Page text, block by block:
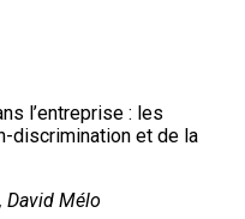
l’entreprise : les
discrimination et de la
David Mélo